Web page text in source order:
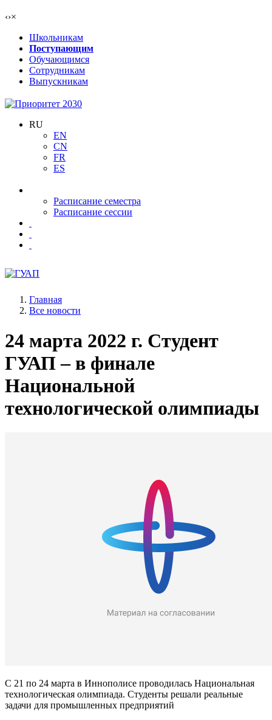
‹›×
Школьникам
Поступающим
Обучающимся
Сотрудникам
Выпускникам
RU
EN
CN
FR
ES
Расписание семестра
Расписание сессии
Главная
Все новости
24 марта 2022 г. Студент
ГУАП – в финале
Национальной
технологической олимпиады
С 21 по 24 марта в Иннополисе проводилась Национальная
технологическая олимпиада. Студенты решали реальные
задачи для промышленных предприятий